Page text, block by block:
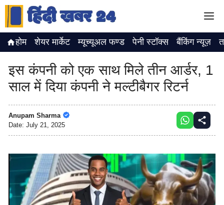
Skip
content
होम शेयर मार्केट म्यूच्यूअल फण्ड पेनी स्टॉक्स बैंकिंग न्यूज़
इस कंपनी को एक साथ मिले तीन आर्डर, 1
साल में दिया कंपनी ने मल्टीबैगर रिटर्न
Anupam Sharma
Date: July 21, 2025